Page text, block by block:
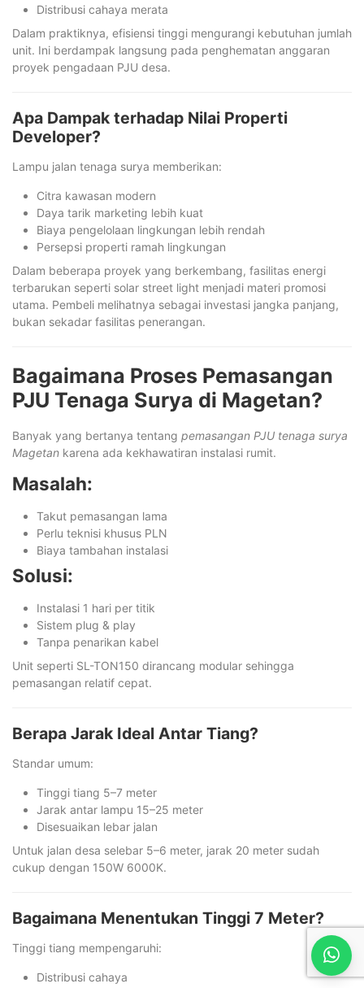
Distribusi cahaya merata
Dalam praktiknya, efisiensi tinggi mengurangi kebutuhan jumlah
unit. Ini berdampak langsung pada penghematan anggaran
proyek pengadaan PJU desa.
Apa Dampak terhadap Nilai Properti
Developer?
Lampu jalan tenaga surya memberikan:
Citra kawasan modern
Daya tarik marketing lebih kuat
Biaya pengelolaan lingkungan lebih rendah
Persepsi properti ramah lingkungan
Dalam beberapa proyek yang berkembang, fasilitas energi
terbarukan seperti solar street light menjadi materi promosi
utama. Pembeli melihatnya sebagai investasi jangka panjang,
bukan sekadar fasilitas penerangan.
Bagaimana Proses Pemasangan
PJU Tenaga Surya di Magetan?
Banyak yang bertanya tentang pemasangan PJU tenaga surya
Magetan karena ada kekhawatiran instalasi rumit.
Masalah:
Takut pemasangan lama
Perlu teknisi khusus PLN
Biaya tambahan instalasi
Solusi:
Instalasi 1 hari per titik
Sistem plug & play
Tanpa penarikan kabel
Unit seperti SL-TON150 dirancang modular sehingga
pemasangan relatif cepat.
Berapa Jarak Ideal Antar Tiang?
Standar umum:
Tinggi tiang 5–7 meter
Jarak antar lampu 15–25 meter
Disesuaikan lebar jalan
Untuk jalan desa selebar 5–6 meter, jarak 20 meter sudah
cukup dengan 150W 6000K.
Bagaimana Menentukan Tinggi 7 Meter?
Tinggi tiang mempengaruhi:
Distribusi cahaya